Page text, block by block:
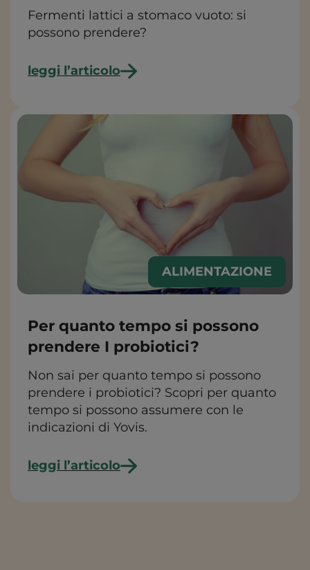
Fermenti lattici a stomaco vuoto: si
possono prendere?
leggi l’articolo
ALIMENTAZIONE
Per quanto tempo si possono
prendere I probiotici?
Non sai per quanto tempo si possono
prendere i probiotici? Scopri per quanto
tempo si possono assumere con le
indicazioni di Yovis.
leggi l’articolo